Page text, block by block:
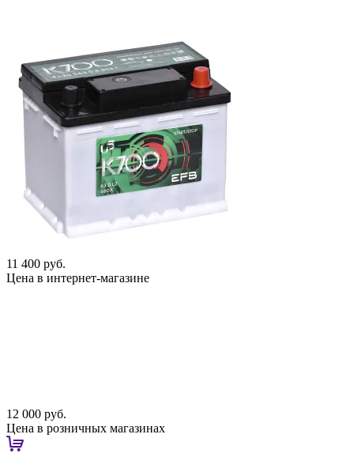
11 400 руб.
Цена в интернет-магазине
12 000 руб.
Цена в розничных магазинах